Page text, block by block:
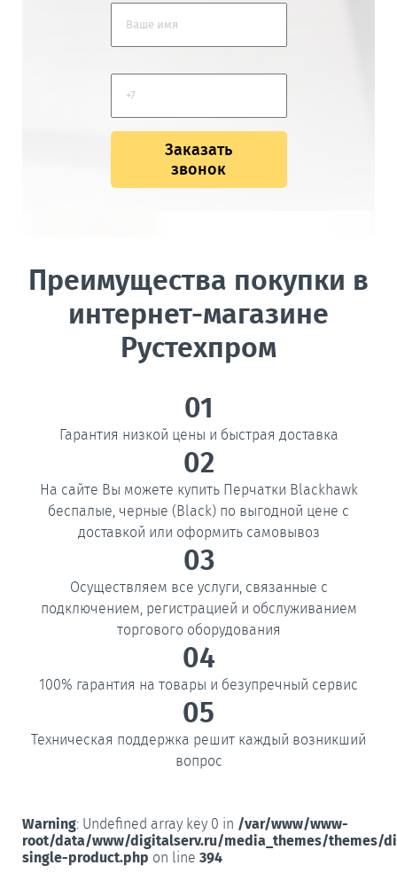
Заказать
звонок
Преимущества покупки в
интернет-магазине
Рустехпром
01
Гарантия низкой цены и быстрая доставка
02
На сайте Вы можете купить Перчатки Blackhawk
беспалые, черные (Black) по выгодной цене с
доставкой или оформить самовывоз
03
Осуществляем все услуги, связанные с
подключением, регистрацией и обслуживанием
торгового оборудования
04
100% гарантия на товары и безупречный сервис
05
Техническая поддержка решит каждый возникший
вопрос
Warning: Undefined array key 0 in /var/www/www-
root/data/www/digitalserv.ru/media_themes/themes/
single-product.php on line 394